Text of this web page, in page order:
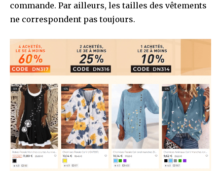
commande. Par ailleurs, les tailles des vêtements
ne correspondent pas toujours.